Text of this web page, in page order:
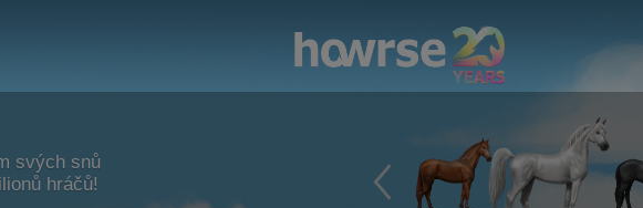
svých snů
hráčů!